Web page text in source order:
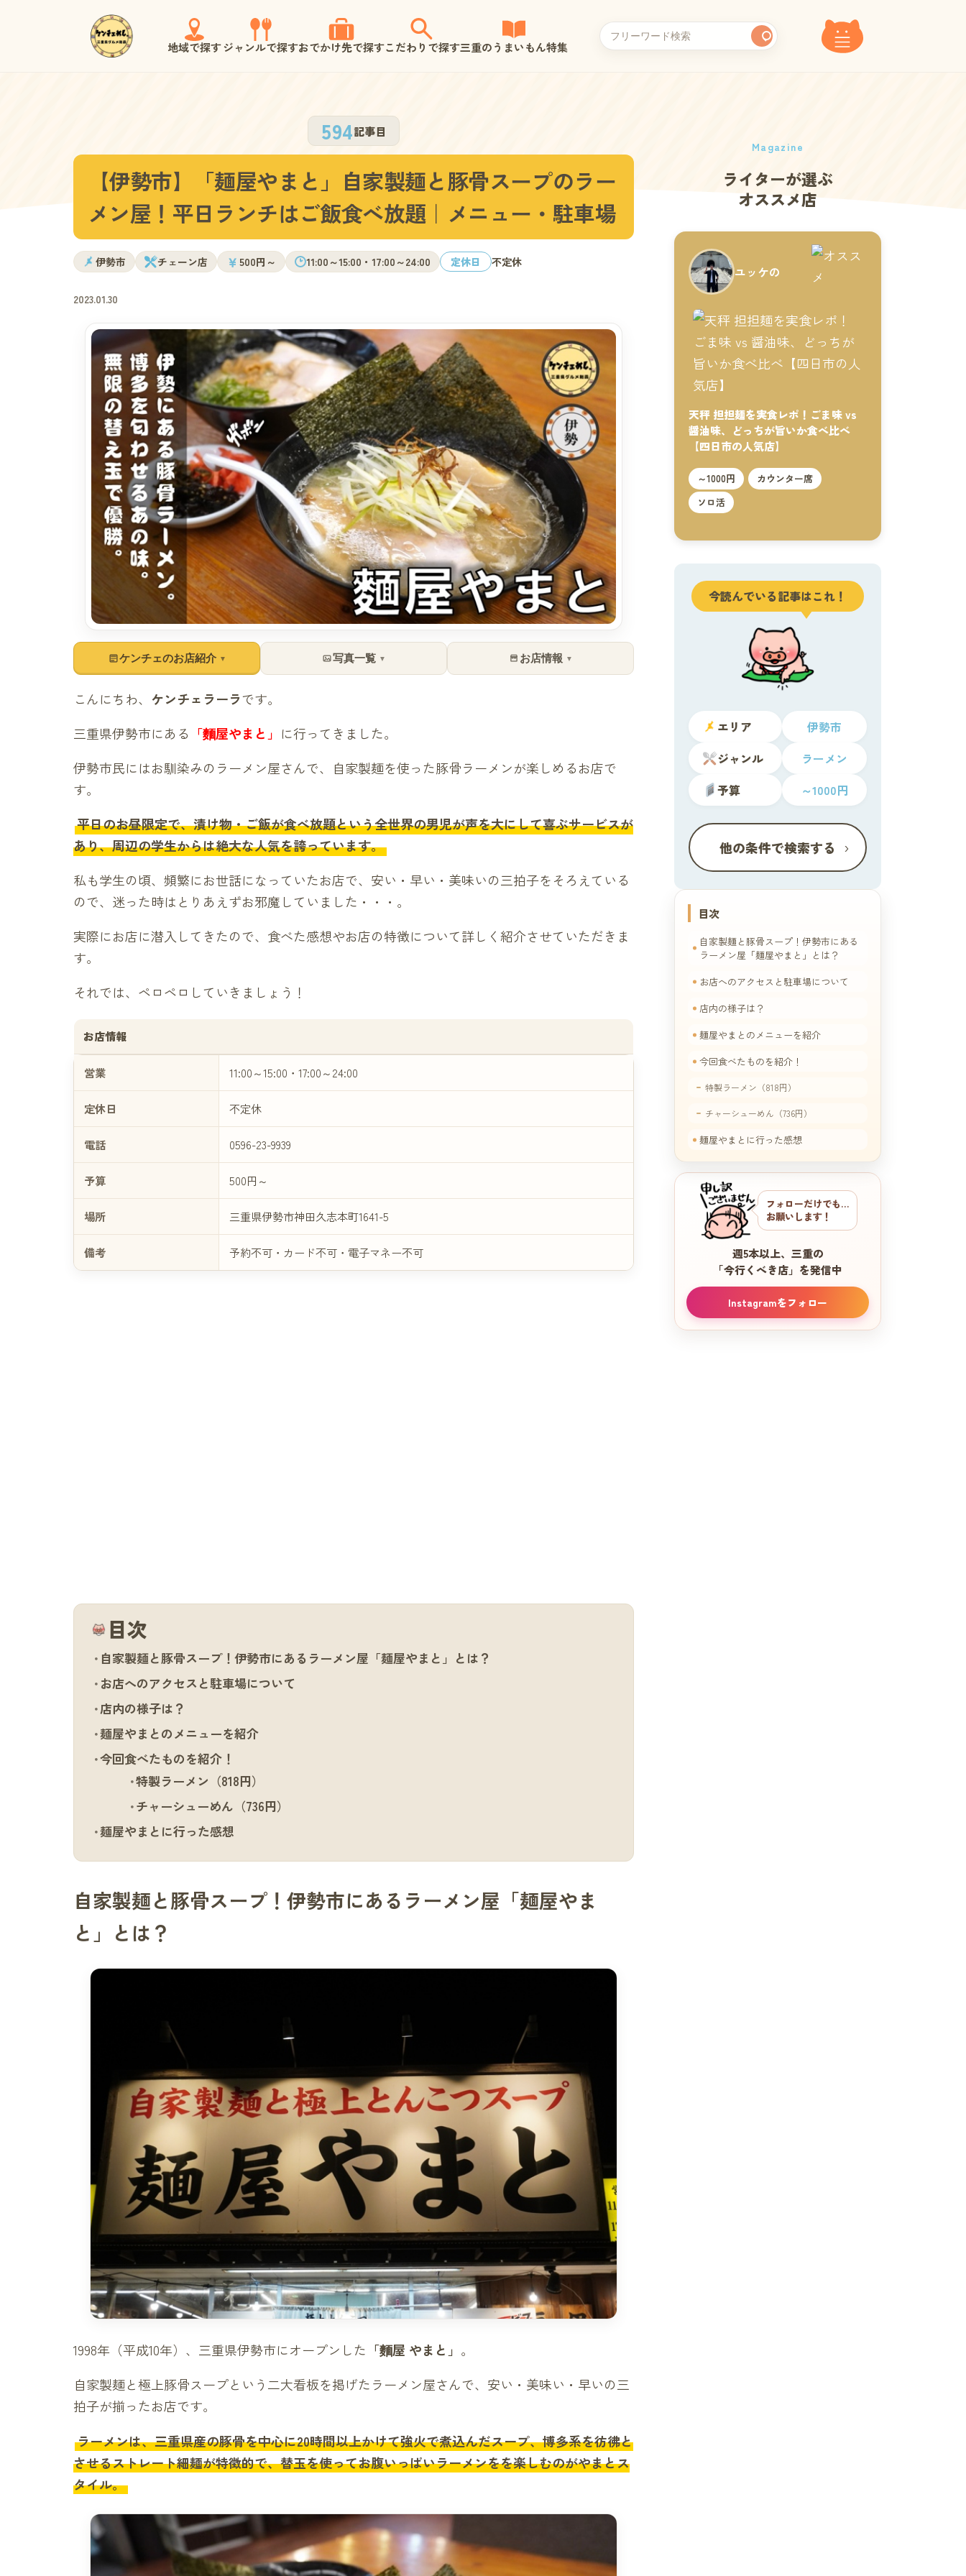
地域で探すジャンルで探すおでかけ先で探すこだわりで探す三重のうまいもん特集
594記事目
【伊勢市】「麺屋やまと」自家製麺と豚骨スープのラー
メン屋！平日ランチはご飯食べ放題｜メニュー・駐車場
伊勢市 チェーン店 ￥ 500円～ 11:00～15:00・17:00～24:00 定休日 不定休
2023.01.30
ケンチェのお店紹介 ▼ 写真一覧 ▼ お店情報 ▼
こんにちわ、 ケンチェラーラです。
三重県伊勢市にある 「麵屋やまと」 に行ってきました。
伊勢市民にはお馴染みのラーメン屋さんで、自家製麺を使った豚骨ラーメンが楽しめるお店で
す。
平日のお昼限定で、漬け物・ご飯が食べ放題という全世界の男児が声を大にして喜ぶサービスが
あり、周辺の学生からは絶大な人気を誇っています。
私も学生の頃、頻繁にお世話になっていたお店で、安い・早い・美味いの三拍子をそろえている
ので、迷った時はとりあえずお邪魔していました・・・。
実際にお店に潜入してきたので、食べた感想やお店の特徴について詳しく紹介させていただきま
す。
それでは、ペロペロしていきましょう！
お店情報
営業 11:00～15:00・17:00～24:00
定休日 不定休
電話 0596-23-9939
予算 500円～
場所 三重県伊勢市神田久志本町1641-5
備考 予約不可・カード不可・電子マネー不可
目次
自家製麺と豚骨スープ！伊勢市にあるラーメン屋「麺屋やまと」とは？
お店へのアクセスと駐車場について
店内の様子は？
麺屋やまとのメニューを紹介
今回食べたものを紹介！
特製ラーメン（818円）
チャーシューめん（736円）
麺屋やまとに行った感想
自家製麺と豚骨スープ！伊勢市にあるラーメン屋「麺屋やま
と」とは？
1998年（平成10年）、三重県伊勢市にオープンした 「麵屋 やまと」 。
自家製麺と極上豚骨スープという二大看板を掲げたラーメン屋さんで、安い・美味い・早いの三
拍子が揃ったお店です。
ラーメンは、三重県産の豚骨を中心に20時間以上かけて強火で煮込んだスープ、博多系を彷彿と
させるストレート細麺が特徴的で、替玉を使ってお腹いっぱいラーメンをを楽しむのがやまとス
タイル。
Magazine
ライターが選ぶ
オススメ店
ユッケの
天秤 担担麺を実食レポ！ごま味 vs
醤油味、どっちが旨いか食べ比べ
【四日市の人気店】
～1000円
カウンター席
ソロ活
今読んでいる記事はこれ！
エリア
伊勢市
ジャンル
ラーメン
予算
～1000円
他の条件で検索する ›
目次
自家製麺と豚骨スープ！伊勢市にある
ラーメン屋「麺屋やまと」とは？
お店へのアクセスと駐車場について
店内の様子は？
麺屋やまとのメニューを紹介
今回食べたものを紹介！
特製ラーメン（818円）
チャーシューめん（736円）
麺屋やまとに行った感想
フォローだけでも…
お願いします！
週5本以上、三重の
「今行くべき店」を発信中
Instagramをフォロー